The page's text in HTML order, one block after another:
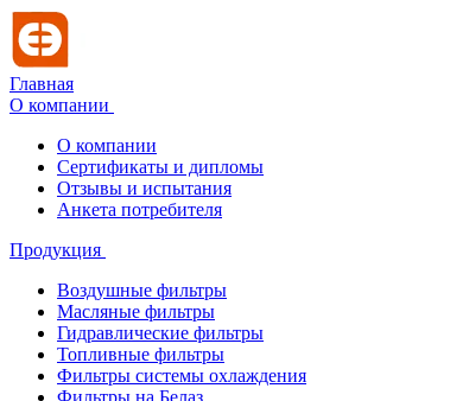
Главная
О компании
О компании
Сертификаты и дипломы
Отзывы и испытания
Анкета потребителя
Продукция
Воздушные фильтры
Масляные фильтры
Гидравлические фильтры
Топливные фильтры
Фильтры системы охлаждения
Фильтры на Белаз